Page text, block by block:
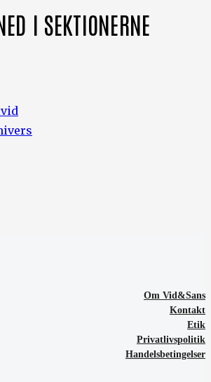
I SEKTIONERNE
Om Vid&Sans
Kontakt
Etik
Privatlivspolitik
Handelsbetingelser